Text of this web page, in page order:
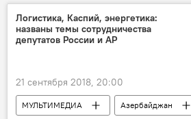
Логистика, Каспий, энергетика:
названы темы сотрудничества
депутатов России и АР
21 сентября 2018, 20:00
МУЛЬТИМЕДИА
Азербайджан